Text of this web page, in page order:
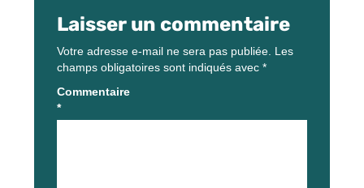
Laisser un commentaire
Votre adresse e-mail ne sera pas publiée. Les
champs obligatoires sont indiqués avec *
Commentaire
*